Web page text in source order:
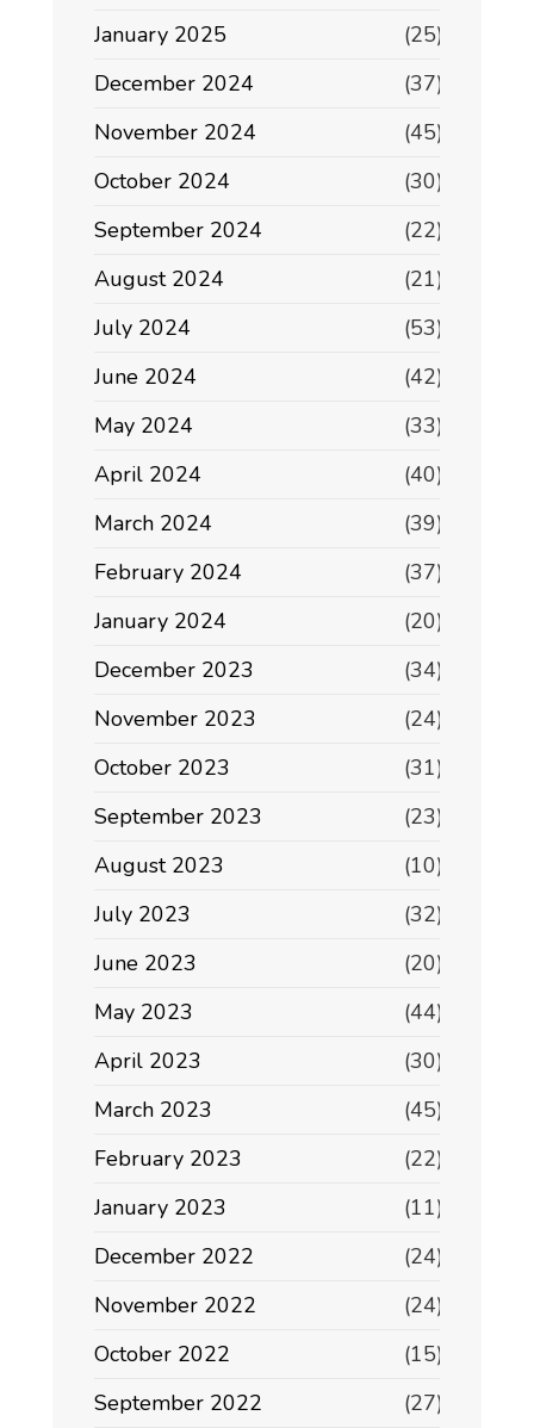
January 2025
(25)
December 2024
(37)
November 2024
(45)
October 2024
(30)
September 2024
(22)
August 2024
(21)
July 2024
(53)
June 2024
(42)
May 2024
(33)
April 2024
(40)
March 2024
(39)
February 2024
(37)
January 2024
(20)
December 2023
(34)
November 2023
(24)
October 2023
(31)
September 2023
(23)
August 2023
(10)
July 2023
(32)
June 2023
(20)
May 2023
(44)
April 2023
(30)
March 2023
(45)
February 2023
(22)
January 2023
(11)
December 2022
(24)
November 2022
(24)
October 2022
(15)
September 2022
(27)